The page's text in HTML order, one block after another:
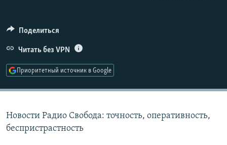
ПОДПИШИТЕСЬ НА РАССЫЛКУ
СОЦИАЛЬНЫЕ СЕТИ
Поделиться
Читать без VPN
Приоритетный источник в Google
Новости Радио Свобода: точность, оперативность,
беспристрастность